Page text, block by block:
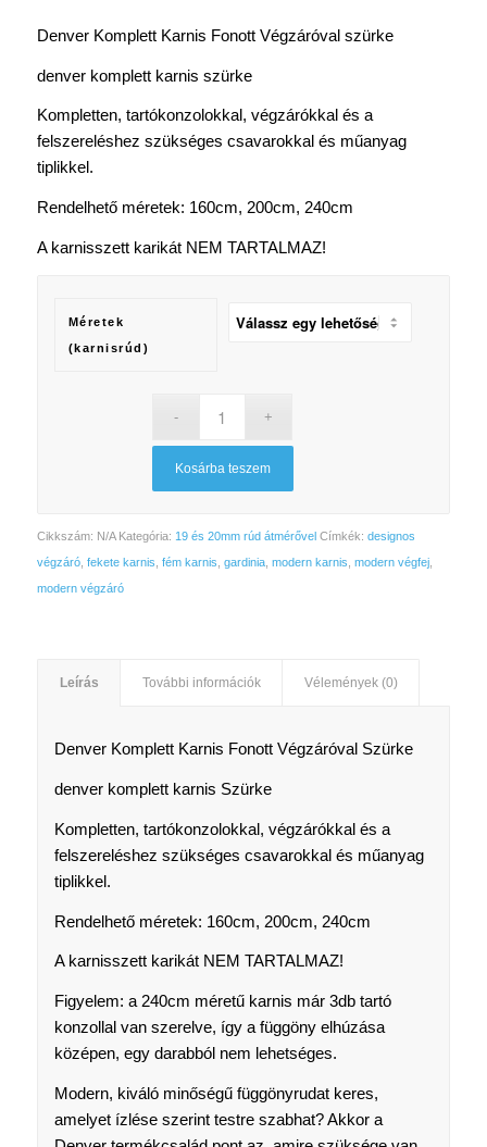
14
Denver Komplett Karnis Fonott Végzáróval szürke
denver komplett karnis szürke
Kompletten, tartókonzolokkal, végzárókkal és a
felszereléshez szükséges csavarokkal és műanyag
tiplikkel.
Rendelhető méretek: 160cm, 200cm, 240cm
A karnisszett karikát NEM TARTALMAZ!
Méretek
(karnisrúd)
Kosárba teszem
Cikkszám: N/A Kategória: 19 és 20mm rúd átmérővel Címkék: designos
végzáró, fekete karnis fém karnis gardinia, modern karnis modern végfej,
modern végzáró
Leírás További információk Vélemények (0)
Denver Komplett Karnis Fonott Végzáróval Szürke
denver komplett karnis Szürke
Kompletten, tartókonzolokkal, végzárókkal és a
felszereléshez szükséges csavarokkal és műanyag
tiplikkel.
Rendelhető méretek: 160cm, 200cm, 240cm
A karnisszett karikát NEM TARTALMAZ!
Figyelem: a 240cm méretű karnis már 3db tartó
konzollal van szerelve, így a függöny elhúzása
középen, egy darabból nem lehetséges.
Modern, kiváló minőségű függönyrudat keres,
amelyet ízlése szerint testre szabhat? Akkor a